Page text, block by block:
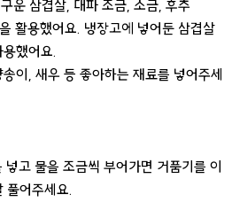
운 삼겹살, 대파 조금, 소금, 후추
활용했어요. 냉장고에 넣어둔 삼겹살
했어요.
이, 새우 등 좋아하는 재료를 넣어주세
고 물을 조금씩 부어가면 거품기를 이
풀어주세요.